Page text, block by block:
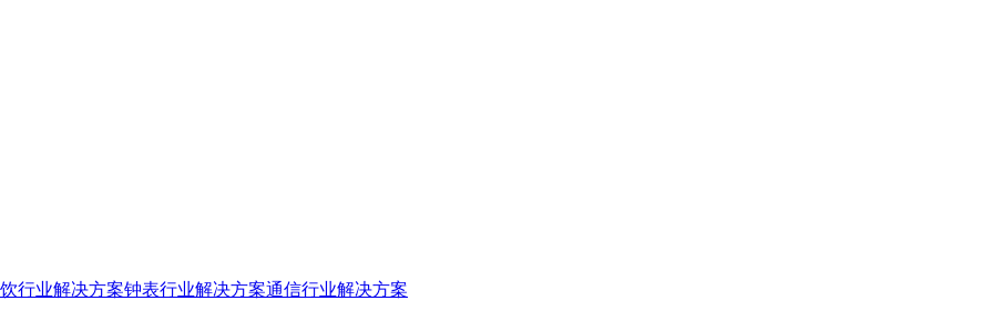
行业解决方案钟表行业解决方案通信行业解决方案